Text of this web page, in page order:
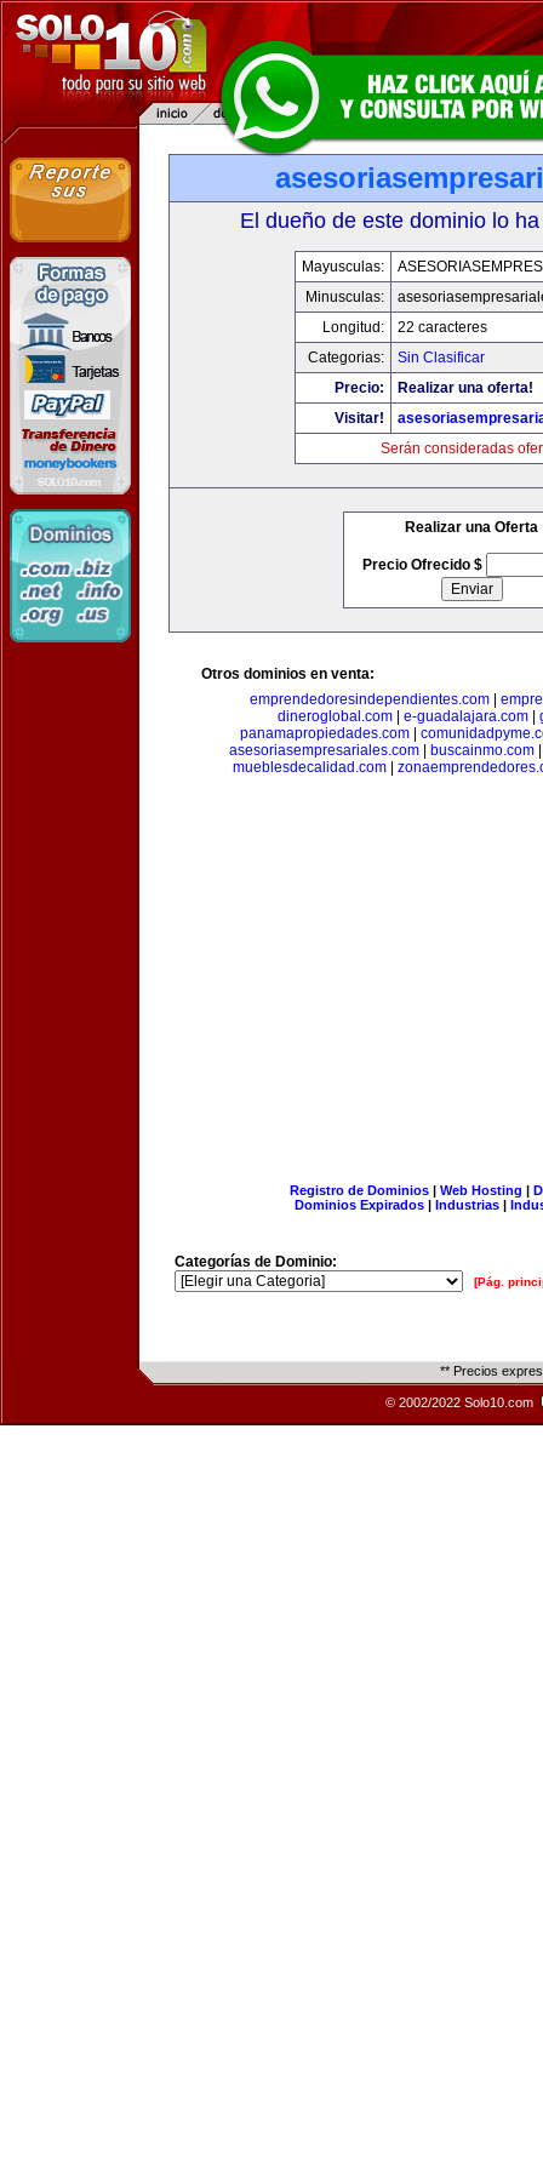
El dueño de este dominio lo
Mayusculas:
Minusculas:
Longitud:
22 caracteres
Categorias:
Sin Clasificar
Precio:
Realizar una oferta!
Visitar!
Serán consideradas
Realizar una Oferta
Precio Ofrecido $
Otros dominios en venta:
emprendedoresindependientes.com|
dineroglobal.com
e-guadalajara.com
panamapropiedades.com|
asesoriasempresariales.com| buscainmo.com
mueblesdecalidad.com|
Registro de Dominios| Web Hosting |
Dominios Expirados | Industrias |
Categorías de Dominio:
[Pág.
** Precios
© 2002/2022 Solo10.com